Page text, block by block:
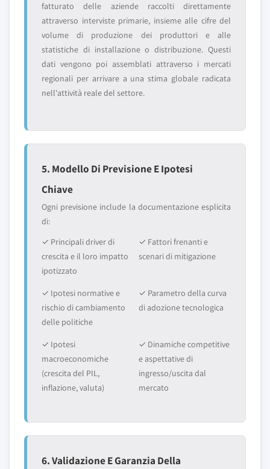
fatturato delle aziende raccolti direttamente
attraverso interviste primarie, insieme alle cifre del
volume di produzione dei produttori e alle
statistiche di installazione o distribuzione. Questi
dati vengono poi assemblati attraverso i mercati
regionali per arrivare a una stima globale radicata
nell'attività reale del settore.
5. Modello Di Previsione E Ipotesi
Chiave
Ogni previsione include la documentazione esplicita
di:
✓ Principali driver di
crescita e il loro impatto
ipotizzato
✓ Fattori frenanti e
scenari di mitigazione
✓ Ipotesi normative e
rischio di cambiamento
delle politiche
✓ Parametro della curva
di adozione tecnologica
✓ Ipotesi
macroeconomiche
(crescita del PIL,
inflazione, valuta)
✓ Dinamiche competitive
e aspettative di
ingresso/uscita dal
mercato
6. Validazione E Garanzia Della